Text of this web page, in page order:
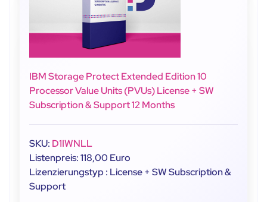
IBM Storage Protect Extended Edition 10
Processor Value Units (PVUs) License + SW
Subscription & Support 12 Months
SKU: D1IWNLL
Listenpreis: 118,00 Euro
Lizenzierungstyp : License + SW Subscription &
Support